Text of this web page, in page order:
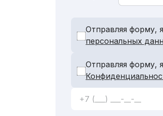
Отправляя форму,
персональных
Отправляя форму,